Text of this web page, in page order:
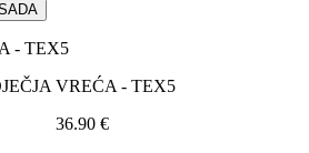
VREĆA - TEX5
36.90 €